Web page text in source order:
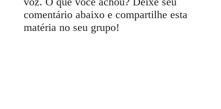
comentário abaixo e compartilhe esta
matéria no seu grupo!